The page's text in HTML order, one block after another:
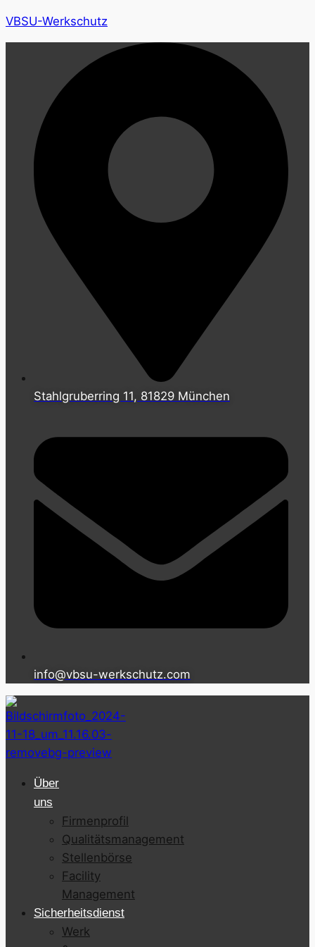
VBSU-Werkschutz
Stahlgruberring 11, 81829 München
info@vbsu-werkschutz.com
Über
uns
Firmenprofil
Qualitätsmanagement
Stellenbörse
Facility
Management
Sicherheitsdienst
Werk